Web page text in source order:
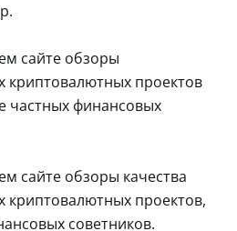
сайте обзоры
криптовалютных проектов
частных финансовых
сайте обзоры качества
криптовалютных проектов,
советников.